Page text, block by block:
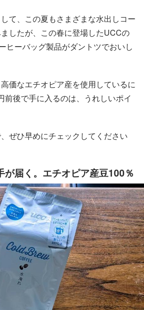
て、この夏もさまざまな水出しコー
したが、この春に登場したUCCの
ヒーバッグ製品がダントツでおいし
価なエチオピア産を使用しているに
前後で手に入るのは、うれしいポイ
ぜひ早めにチェックしてください
が届く。エチオピア産豆100％